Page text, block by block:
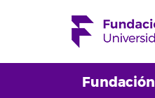
Fundación